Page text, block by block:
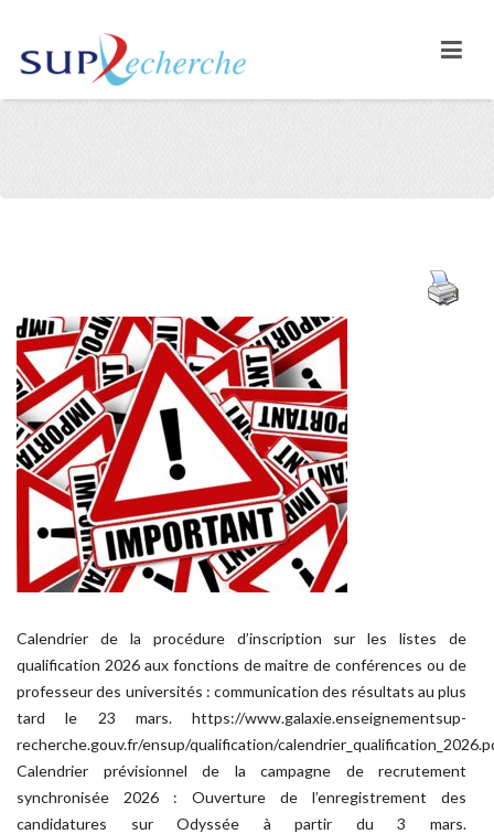
Calendrier de la procédure d’inscription sur les listes de
qualification 2026 aux fonctions de maitre de conférences ou de
professeur des universités : communication des résultats au plus
tard le 23 mars. https://www.galaxie.enseignementsup-
recherche.gouv.fr/ensup/qualification/
Calendrier prévisionnel de la campagne de recrutement
synchronisée 2026 : Ouverture de l’enregistrement des
candidatures sur Odyssée à partir du 3 mars.